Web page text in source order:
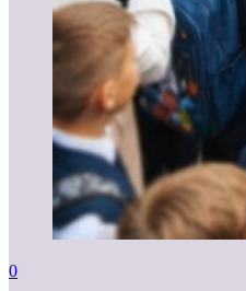
0